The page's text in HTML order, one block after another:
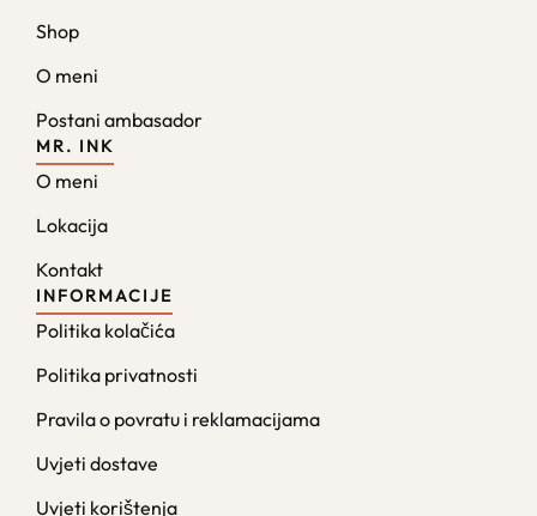
Shop
O meni
Postani ambasador
MR. INK
O meni
Lokacija
Kontakt
INFORMACIJE
Politika kolačića
Politika privatnosti
Pravila o povratu i reklamacijama
Uvjeti dostave
Uvjeti korištenja